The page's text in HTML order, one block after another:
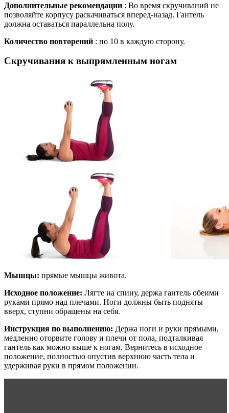
Дополнительные рекомендации : Во время скручиваний не
позволяйте корпусу раскачиваться вперед-назад. Гантель
должна оставаться параллельна полу.
Количество повторений : по 10 в каждую сторону.
Скручивания к выпрямленным ногам
Мышцы: прямые мышцы живота.
Исходное положение: Лягте на спину, держа гантель обеими
руками прямо над плечами. Ноги должны быть подняты
вверх, ступни обращены на себя.
Инструкция по выполнению: Держа ноги и руки прямыми,
медленно оторвите голову и плечи от пола, подталкивая
гантель как можно выше к ногам. Вернитесь в исходное
положение, полностью опустив верхнюю часть тела и
удерживая руки в прямом положении.